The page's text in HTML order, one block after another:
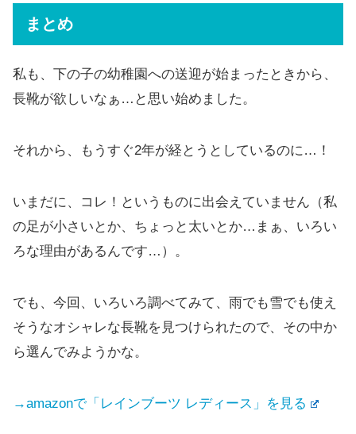
まとめ
私も、下の子の幼稚園への送迎が始まったときから、
長靴が欲しいなぁ…と思い始めました。
それから、もうすぐ2年が経とうとしているのに…！
いまだに、コレ！というものに出会えていません（私
の足が小さいとか、ちょっと太いとか…まぁ、いろい
ろな理由があるんです…）。
でも、今回、いろいろ調べてみて、雨でも雪でも使え
そうなオシャレな長靴を見つけられたので、その中か
ら選んでみようかな。
→amazonで「レインブーツ レディース」を見る